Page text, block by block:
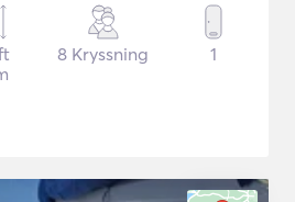
8 Kryssning 1